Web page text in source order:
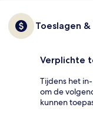
Toeslagen
Verplichte
Tijdens het
om de
kunnen